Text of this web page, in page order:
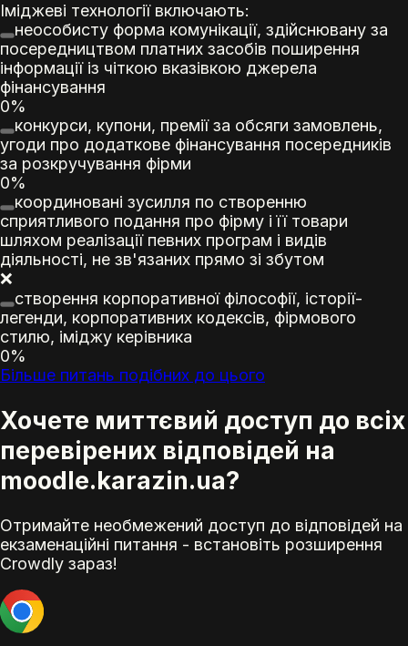
Іміджеві технології включають:
неособисту форма комунікації, здійснювану за
посередництвом платних засобів поширення
інформації із чіткою вказівкою джерела
фінансування
0%
конкурси, купони, премії за обсяги замовлень,
угоди про додаткове фінансування посередників
за розкручування фірми
0%
координовані зусилля по створенню
сприятливого подання про фірму і її товари
шляхом реалізації певних програм і видів
діяльності, не зв'язаних прямо зі збутом
❌
створення корпоративної філософії, історії-
легенди, корпоративних кодексів, фірмового
стилю, іміджу керівника
0%
Більше питань подібних до цього
Хочете миттєвий доступ до всіх
перевірених відповідей на
moodle.karazin.ua?
Отримайте необмежений доступ до відповідей на
екзаменаційні питання - встановіть розширення
Crowdly зараз!